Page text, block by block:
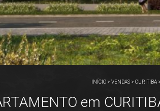
INÍCIO> VENDAS> CURITIBA>
em